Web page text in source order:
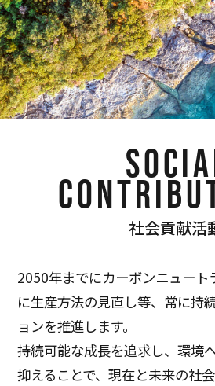
社会貢献活
2050年までにカーボンニュート
に生産方法の見直し等、常に持
ョンを推進します。
持続可能な成長を追求し、環境
抑えることで、現在と未来の社会